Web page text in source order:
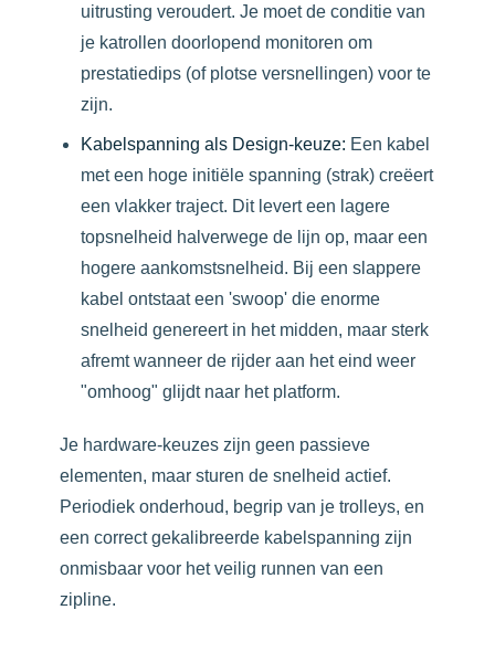
uitrusting veroudert. Je moet de conditie van
je katrollen doorlopend monitoren om
prestatiedips (of plotse versnellingen) voor te
zijn.
Kabelspanning als Design-keuze: Een kabel
met een hoge initiële spanning (strak) creëert
een vlakker traject. Dit levert een lagere
topsnelheid halverwege de lijn op, maar een
hogere aankomstsnelheid. Bij een slappere
kabel ontstaat een 'swoop' die enorme
snelheid genereert in het midden, maar sterk
afremt wanneer de rijder aan het eind weer
"omhoog" glijdt naar het platform.
Je hardware-keuzes zijn geen passieve
elementen, maar sturen de snelheid actief.
Periodiek onderhoud, begrip van je trolleys, en
een correct gekalibreerde kabelspanning zijn
onmisbaar voor het veilig runnen van een
zipline.